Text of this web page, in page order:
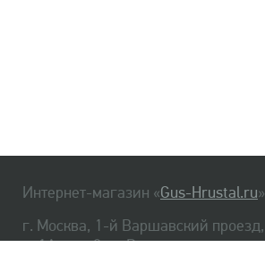
Интернет-магазин «Gus-Hrustal.ru»
г. Москва, 1-й Варшавский проезд,
д. 1А, стр. 3, м. Варшавская